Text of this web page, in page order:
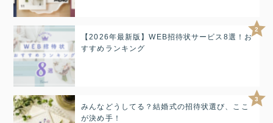
2
【2026年最新版】WEB招待状サービス8選！お
すすめランキング
3
みんなどうしてる？結婚式の招待状選び、ここ
が決め手！